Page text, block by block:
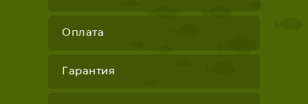
Оплата
Гарантия